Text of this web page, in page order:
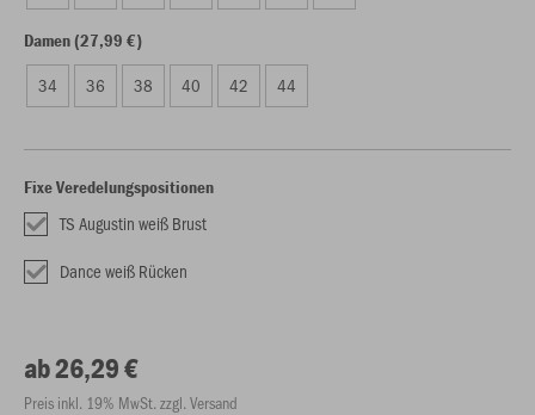
Damen (27,99 €)
34 36 38 40 42 44
Fixe Veredelungspositionen
TS Augustin weiß Brust
Dance weiß Rücken
ab 26,29 €
Preis inkl. 19% MwSt. zzgl. Versand